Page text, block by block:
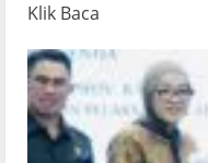
Klik Baca
about
Rapur
Penyampaian
Pendapat